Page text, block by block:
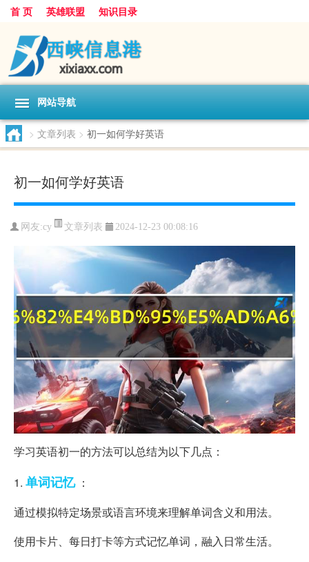
首 页 英雄联盟 知识目录
网站导航
> 文章列表 > 初一如何学好英语
初一如何学好英语
网友:cy 文章列表 2024-12-23 00:08:16
学习英语初一的方法可以总结为以下几点：
1. 单词记忆：
通过模拟特定场景或语言环境来理解单词含义和用法。
使用卡片、每日打卡等方式记忆单词，融入日常生活。